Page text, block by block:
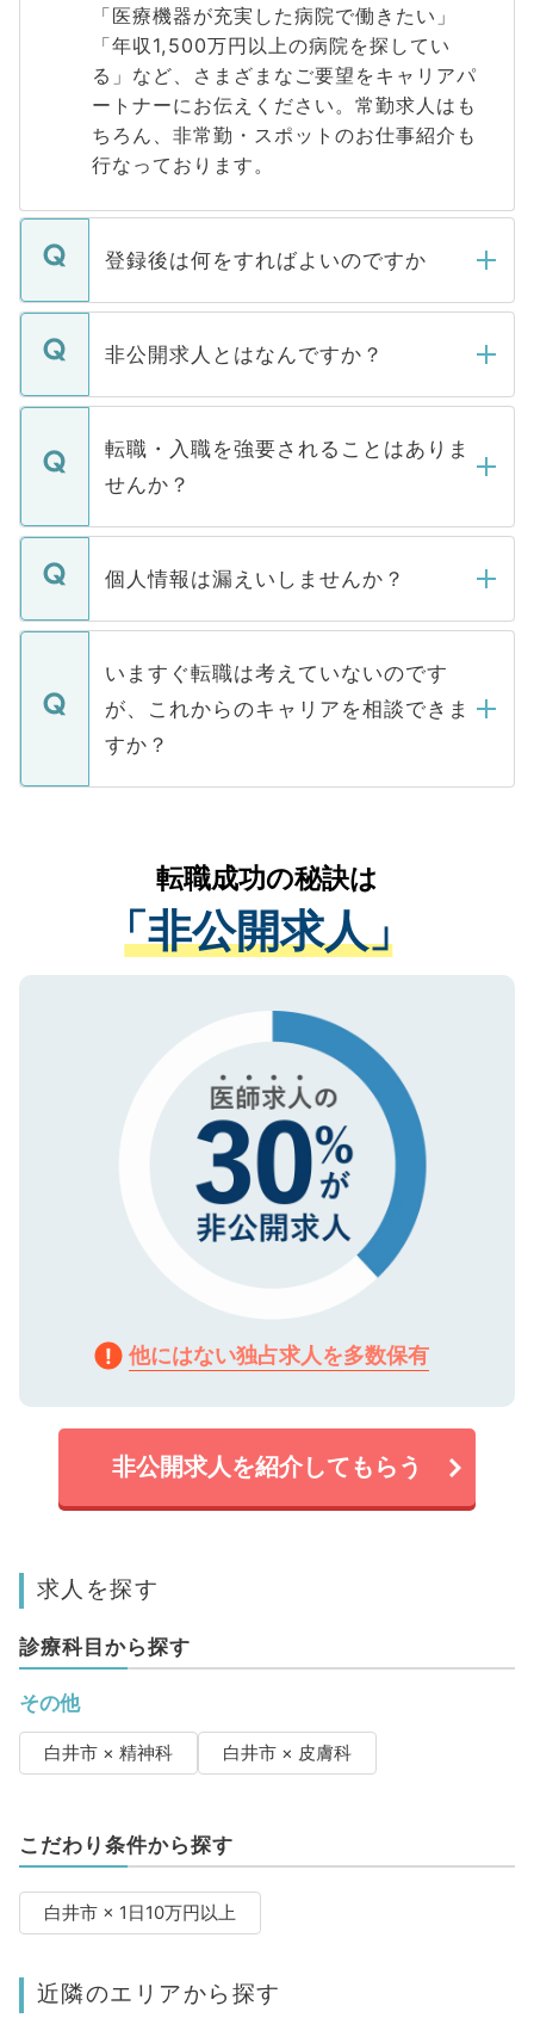
「医療機器が充実した病院で働きたい」
「年収1,500万円以上の病院を探してい
る」など、さまざまなご要望をキャリアパ
ートナーにお伝えください。常勤求人はも
ちろん、非常勤・スポットのお仕事紹介も
行なっております。
登録後は何をすればよいのですか
ご登録いただきましたら、弊社担当者がご
登録内容を確認し、その後メールもしくは
ます。通常、5営業日以内にはご連絡をせて
いただきますので、しばらくお待ちくださ
非公開求人とはなんですか？
マイナビDOCTORで取り扱っている求人の
うち約3割は、Webサイトからご覧いただ
けない「非公開求人」です。非公開求人は
下記の理由によって、一般には公開してい
ません。
■応募殺到を避けるため 人気のある医療機
関を公にしてしまうと、応募が殺到する場
に、医療機関が求める条件に合った人材の
みを人材紹介会社に依頼するケースが増え
ています。
転職・入職を強要されることはありま
せんか？
転職・入職を強要することは一切ありませ
ん。また、仮に応募先から内定をいただい
定を承諾する必要はありません。内定先へ
の辞退の連絡はキャリアパートナーが行い
個人情報は漏えいしませんか？
個人情報が漏えいすることはありませんの
で、ご安心ください。当サイトからの登録
などで収集したご登録者様の個人情報は、
ご本人のキャリアアップおよび転職活動の
支援を目的に使用いたします。お預かりし
ているすべての個人データはご本人の許可
は、個人情報の取り扱いについての厳密な
管理基準を満たした事業者のみに付与され
る、プライバシーマークを取得済みです。
で、機密保持に関してもご安心ください。
いますぐ転職は考えていないのです
が、これからのキャリアを相談できま
すか？
かがいして、現在の医療機関の状況や紹介
経験をまじえながら、適切なアドバイスを
させていただきます。すぐにご転職をされ
ない方には、長期的なサポートが可能です
ので、まずはご登録ください。
転職成功の秘訣は
「非公開求人」
他にはない独占求人を多数保有
非公開求人を紹介してもらう
求人を探す
診療科目から探す
その他
白井市 × 精神科 白井市 × 皮膚科
こだわり条件から探す
白井市 × 1日10万円以上
近隣のエリアから探す